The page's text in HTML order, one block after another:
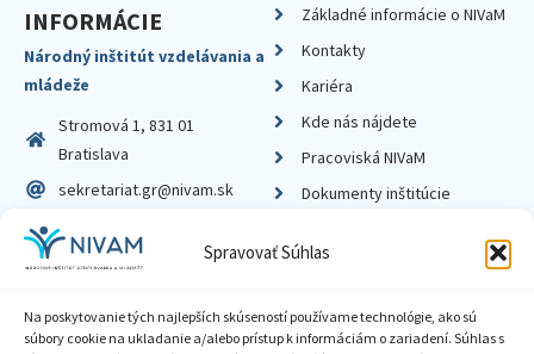
Spravovať Súhlas
Na poskytovanie tých najlepších skúseností používame technológie, ako sú
súbory cookie na ukladanie a/alebo prístup k informáciám o zariadení. Súhlas s
INFORMÁCIE
Národný inštitút vzdelávania a
mládeže
Stromová 1, 831 01
Bratislava
sekretariat.gr@nivam.sk
IČO: 00164348
DIČ: 2020798714
Základné informácie o NIVaM
Kontakty
Kariéra
Kde nás nájdete
Pracoviská NIVaM
Dokumenty inštitúcie